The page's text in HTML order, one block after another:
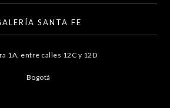
SANTA FE
1A, entre calles 12C y 12D
Bogotá